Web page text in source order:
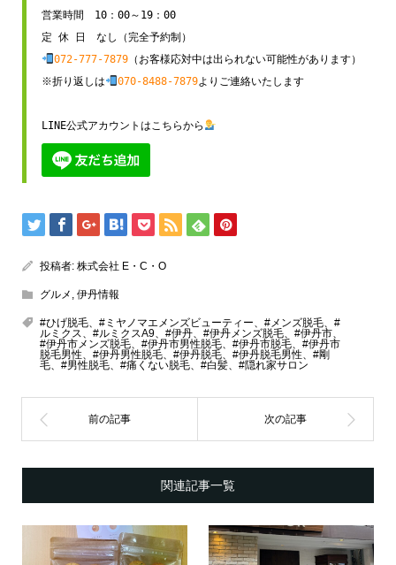
営業時間　10：00～19：00
072-777-7879（お客様応対中は出られない可能性があります）
※折り返しは
070-8488-7879よりご連絡いたします
LINE公式アカウントはこちらから
投稿者: 株式会社 E・C・O
グルメ , 伊丹情報
#ひげ脱毛、#ミヤノマエメンズビューティー、#メンズ脱毛、#
ルミクス、#ルミクスA9、#伊丹、#伊丹メンズ脱毛、#伊丹市、
#伊丹市メンズ脱毛、#伊丹市男性脱毛、#伊丹市脱毛、#伊丹市
脱毛男性、#伊丹男性脱毛、#伊丹脱毛、#伊丹脱毛男性、#剛
毛、#男性脱毛、#痛くない脱毛、#白髪、#隠れ家サロン
関連記事一覧